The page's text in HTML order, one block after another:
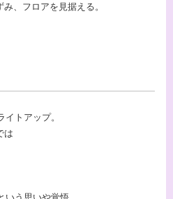
、フロアを見据える。
トアップ。
は